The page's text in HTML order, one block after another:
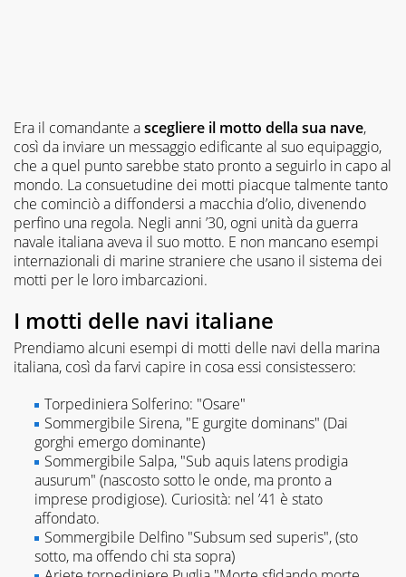
Era il comandante ascegliere il motto della sua nave,
così da inviare un messaggio edificante al suo equipaggio,
che a quel punto sarebbe stato pronto a seguirlo in capo al
mondo. La consuetudine dei motti piacque talmente tanto
che cominciò a diffondersi a macchia d’olio, divenendo
perfino una regola. Negli anni ’30, ogni unità da guerra
navale italiana aveva il suo motto. E non mancano esempi
internazionali di marine straniere che usano il sistema dei
motti per le loro imbarcazioni.
I motti delle navi italiane
Prendiamo alcuni esempi di motti delle navi della marina
italiana, così da farvi capire in cosa essi consistessero:
Torpediniera Solferino: "Osare"
Sommergibile Sirena, "E gurgite dominans" (Dai
gorghi emergo dominante)
Sommergibile Salpa, "Sub aquis latens prodigia
ausurum" (nascosto sotto le onde, ma pronto a
imprese prodigiose). Curiosità: nel ’41 è stato
affondato.
Sommergibile Delfino "Subsum sed superis", (sto
sotto, ma offendo chi sta sopra)